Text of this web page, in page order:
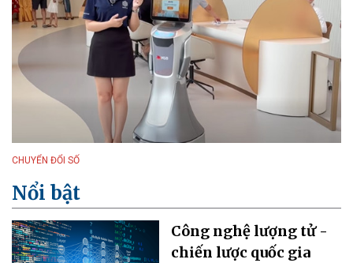
CHUYỂN ĐỔI SỐ
Nổi bật
Công nghệ lượng tử -
chiến lược quốc gia